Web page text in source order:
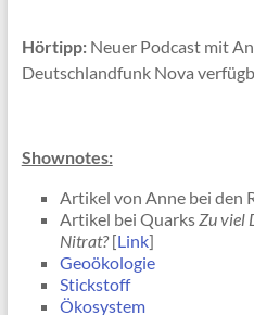
Hörtipp:Neuer Podcast mit
Deutschlandfunk Nova
Shownotes:
Artikel von Anne bei den
Artikel bei QuarksZu viel
Nitrat?[Link]
Geoökologie
Stickstoff
Ökosystem